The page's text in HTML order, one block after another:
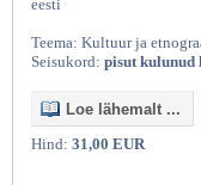
eesti
Teema: Kultuur ja
Seisukord: pisut kulunud
Loe lähemalt ...
Hind: 31,00 EUR